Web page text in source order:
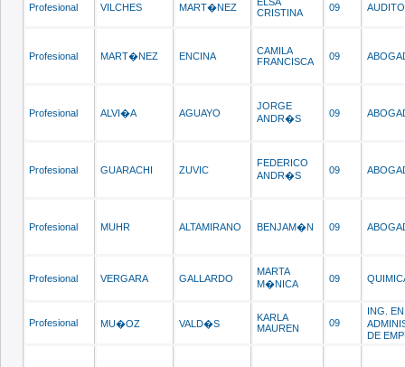
Profesional VILCHES MART�NEZ
CRISTINA
09
Profesional MART�NEZ ENCINA
CAMILA
FRANCISCA
09
Profesional ALVI�A AGUAYO
JORGE
ANDR�S
09
Profesional GUARACHI ZUVIC
FEDERICO
ANDR�S
09
Profesional MUHR ALTAMIRANO BENJAM�N 09
Profesional VERGARA GALLARDO
MARTA
M�NICA
09
Profesional MU�OZ VALD�S
KARLA
MAUREN
09
ING. EN
DE